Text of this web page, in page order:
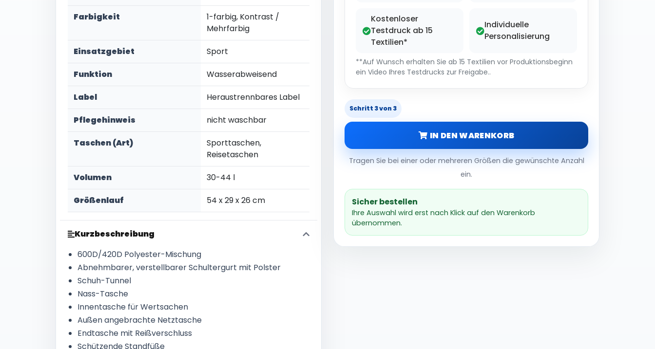
Farbigkeit
1-farbig, Kontrast /
Mehrfarbig
Einsatzgebiet Sport
Funktion Wasserabweisend
Label Heraustrennbares Label
Pflegehinweis nicht waschbar
Taschen (Art)
Sporttaschen,
Reisetaschen
Volumen 30-44 l
Größenlauf 54 x 29 x 26 cm
Kurzbeschreibung
600D/420D Polyester-Mischung
Abnehmbarer, verstellbarer Schultergurt mit Polster
Schuh-Tunnel
Nass-Tasche
Innentasche für Wertsachen
Außen angebrachte Netztasche
Endtasche mit Reißverschluss
Schützende Standfüße
Kostenloser
Testdruck ab 15
Textilien*
Individuelle
Personalisierung
**Auf Wunsch erhalten Sie ab 15 Textilien vor Produktionsbeginn
ein Video Ihres Testdrucks zur Freigabe..
Schritt 3 von 3
IN DEN WARENKORB
Tragen Sie bei einer oder mehreren Größen die gewünschte Anzahl
ein.
Sicher bestellen
Ihre Auswahl wird erst nach Klick auf den Warenkorb
übernommen.